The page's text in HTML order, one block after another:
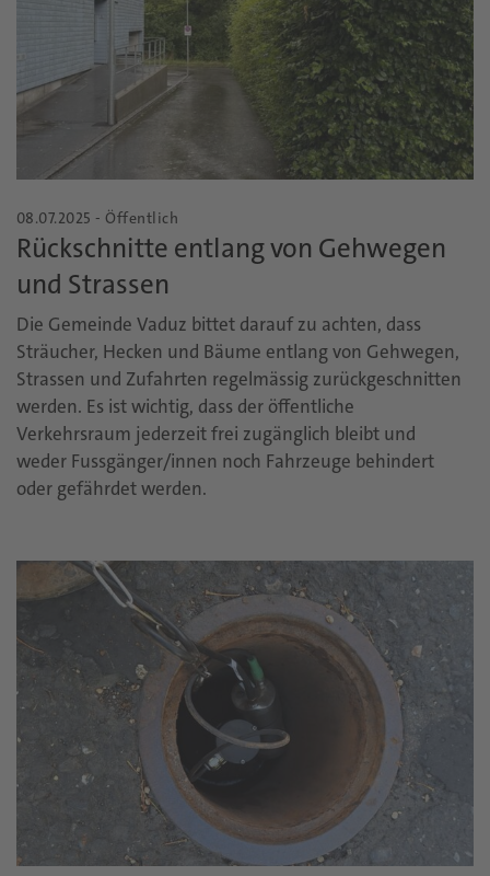
08.07.2025 - Öffentlich
Rückschnitte entlang von Gehwegen
und Strassen
Die Gemeinde Vaduz bittet darauf zu achten, dass
Sträucher, Hecken und Bäume entlang von Gehwegen,
Strassen und Zufahrten regelmässig zurückgeschnitten
werden. Es ist wichtig, dass der öffentliche
Verkehrsraum jederzeit frei zugänglich bleibt und
weder Fussgänger/innen noch Fahrzeuge behindert
oder gefährdet werden.